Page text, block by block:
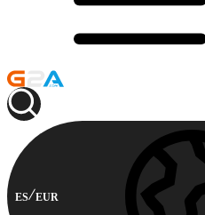
ES EUR